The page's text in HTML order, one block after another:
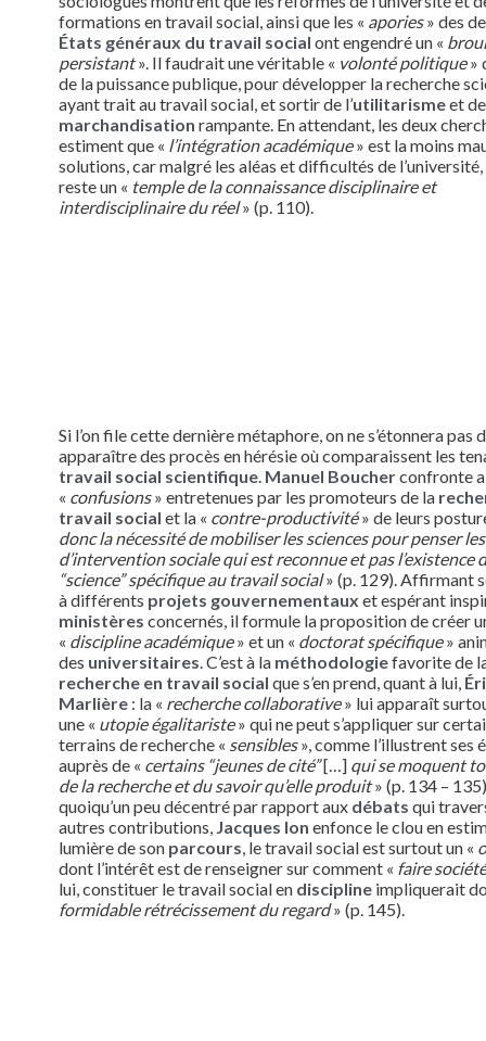
formations en travail social, ainsi que les « apories» des
États généraux du travail social ont engendré un «
persistant». Il faudrait une véritable « volonté politique»
de la puissance publique, pour développer la recherche
ayant trait au travail social, et sortir de l’utilitarismeet
marchandisation rampante. En attendant, les deux
estiment que « l’intégration académique» est la moins
solutions, car malgré les aléas et difficultés de
reste un « temple de la connaissance disciplinaire et
interdisciplinaire du réel» (p. 110).
Si l’on file cette dernière métaphore, on ne s’étonnera pas
apparaître des procès en hérésie où comparaissent les
travail social scientifique. Manuel Boucherconfronte
« confusions» entretenues par les promoteurs de la
travail social et la « contre-productivité» de leurs
donc la nécessité de mobiliser les sciences pour penser
d’intervention sociale qui est reconnue et pas l’existence
“science” spécifique au travail social» (p. 129). Affirmant
à différents projets gouvernementaux et espérant
ministères concernés, il formule la proposition de créer
« discipline académique» et un « doctorat spécifique»
des universitaires. C’est à la méthodologiefavorite de
recherche en travail social que s’en prend, quant à lui,
Marlière: la « recherche collaborative» lui apparaît
une « utopie égalitariste» qui ne peut s’appliquer sur
terrains de recherche « sensibles», comme l’illustrent ses
auprès de « certains “jeunes de cité”[…] qui se moquent
de la recherche et du savoir qu’elle produit» (p. 134 –
quoiqu’un peu décentré par rapport aux débats qui
autres contributions, Jacques Ion enfonce le clou en
lumière de son parcours, le travail social est surtout un «
dont l’intérêt est de renseigner sur comment « faire société
lui, constituer le travail social en discipline impliquerait
formidable rétrécissement du regard» (p. 145).